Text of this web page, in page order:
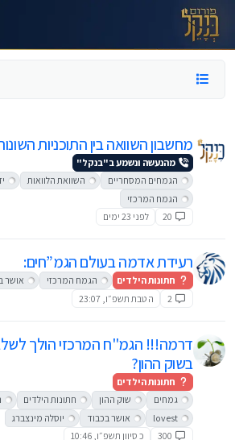
דילוג לתוכן
מחשבון השוואה בין התוכניות
מהנעשה ונשמע ב"בנקל"
הגמחים המסחריים
השוואת הלוואות
הגמח המרכזי
20
לפני 23 ימים
רעידת אדמה בעולם הגמ”חים:
חתונות הילדים הגמח המרכזי אושר
2
ה טבת תשפ״ו, 23:07
דרמה!!! הגמ"ח המרכזי הולך
בשוק ההון?
חתונות הילדים
גמחים
שוק ההון חתונות הילדים
lovest
אושר בכבוד
יוסלה מינצברג
300
כ סיוון תשפ״ו, 10:46